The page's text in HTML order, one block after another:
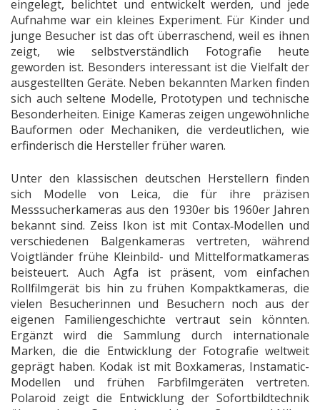
eingelegt, belichtet und entwickelt werden, und jede
Aufnahme war ein kleines Experiment. Für Kinder und
junge Besucher ist das oft überraschend, weil es ihnen
zeigt, wie selbstverständlich Fotografie heute
geworden ist. Besonders interessant ist die Vielfalt der
ausgestellten Geräte. Neben bekannten Marken finden
sich auch seltene Modelle, Prototypen und technische
Besonderheiten. Einige Kameras zeigen ungewöhnliche
Bauformen oder Mechaniken, die verdeutlichen, wie
erfinderisch die Hersteller früher waren.
Unter den klassischen deutschen Herstellern finden
sich Modelle von Leica, die für ihre präzisen
Messsucherkameras aus den 1930er bis 1960er Jahren
bekannt sind. Zeiss Ikon ist mit Contax‑Modellen und
verschiedenen Balgenkameras vertreten, während
Voigtländer frühe Kleinbild- und Mittelformatkameras
beisteuert. Auch Agfa ist präsent, vom einfachen
Rollfilmgerät bis hin zu frühen Kompaktkameras, die
vielen Besucherinnen und Besuchern noch aus der
eigenen Familiengeschichte vertraut sein könnten.
Ergänzt wird die Sammlung durch internationale
Marken, die die Entwicklung der Fotografie weltweit
geprägt haben. Kodak ist mit Boxkameras, Instamatic-
Modellen und frühen Farbfilmgeräten vertreten.
Polaroid zeigt die Entwicklung der Sofortbildtechnik